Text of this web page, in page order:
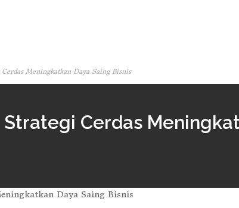
Meningkatkan Daya Saing Bisnis
Cerdas